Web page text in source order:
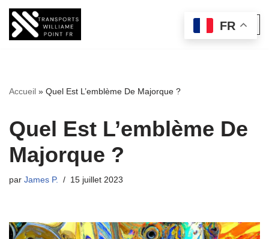
Aller
Accueil » Quel Est L’emblème De Majorque ?
Quel Est L’emblème De
Majorque ?
par James P. 15 juillet 2023
FR